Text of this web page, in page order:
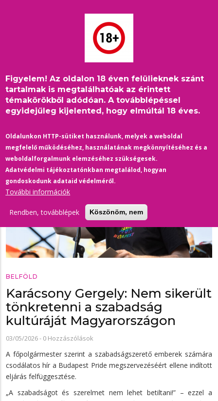
Figyelem! Az oldalon 18 éven felülieknek szánt
tartalmak is megtalálhatóak az érintett
témakörökből adódóan. A továbblépéssel
egyidejűleg kijelented, hogy elmúltál 18 éves.
Oldalunkon HTTP-sütiket használunk, melyek a weboldal
megfelelő működéséhez, használatának megkönnyítéséhez és a
weboldalforgalmunk elemzéséhez szükségesek.
Adatvédelmi tájékoztatónkban megtalálod, hogyan
gondoskodunk adataid védelméről.
További információk
Rendben, továbblépek Köszönöm, nem
Morzsa
Címlap /Belföld /
Karácsony Gergely: Nem sikerült tönkretenni a szabadság
kultúráját Magyarországon
BELFÖLD
Karácsony Gergely: Nem sikerült
tönkretenni a szabadság
kultúráját Magyarországon
03/05/2026- 0 Hozzászólások
A főpolgármester szerint a szabadságszerető emberek számára
csodálatos hír a Budapest Pride megszervezéséért ellene indított
eljárás felfüggesztése.
„A szabadságot és szerelmet nem lehet betiltani!” – ezzel a